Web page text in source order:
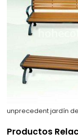
unprecedent jardín
Productos